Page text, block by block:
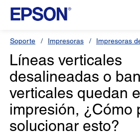
Soporte Impresoras Impresoras
Líneas verticales
desalineadas o
verticales quedan
impresión, ¿Cómo
solucionar esto?